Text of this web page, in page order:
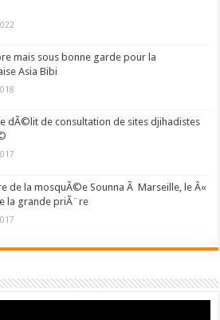
mais sous bonne garde pour la
Asia Bibi
dÃ©lit de consultation de sites djihadistes
de la mosquÃ©e Sounna Ã Marseille, le Â«
la grande priÃ¨re